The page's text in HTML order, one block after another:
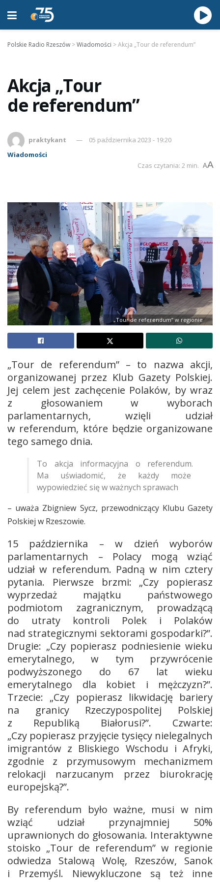
Polskie Radio Rzeszów >Wiadomości >Akcja „Tour de referendum”
Akcja „Tour
de referendum”
praktykant
05 października 2023 - 19:20
Wiadomości
Czas czytania: 2 min. AA
„Tour de referendum” w regionie
„Tour de referendum” – to nazwa akcji,
organizowanej przez Klub Gazety Polskiej.
Jej celem jest zachęcenie Polaków, by wraz
z głosowaniem w wyborach
parlamentarnych, wzięli udział
w referendum, które będzie organizowane
tego samego dnia.
To akcja informacyjna o referendum.
Ma uświadomić, że każdy może
wypowiedzieć się w ważnych sprawach
– uważa Zbigniew Sycz, przewodniczący Klubu Gazety
Polskiej w Rzeszowie.
15 października – w dzień wyborów
parlamentarnych – Polacy mogą wziąć
udział w referendum. Padną w nim cztery
pytania. Pierwsze brzmi: „Czy popierasz
wyprzedaż majątku państwowego
podmiotom zagranicznym, prowadzącą
do utraty kontroli Polek i Polaków
nad strategicznymi sektorami gospodarki?”.
Drugie: „Czy popierasz podniesienie wieku
emerytalnego, w tym przywrócenie
podwyższonego do 67 lat wieku
emerytalnego dla kobiet i mężczyzn?”.
Trzecie: „Czy popierasz likwidację bariery
na granicy Rzeczypospolitej Polskiej
z Republiką Białorusi?”. Czwarte:
„Czy popierasz przyjęcie tysięcy nielegalnych
imigrantów z Bliskiego Wschodu i Afryki,
zgodnie z przymusowym mechanizmem
relokacji narzucanym przez biurokrację
europejską?”.
By referendum było ważne, musi w nim
wziąć udział przynajmniej 50%
uprawnionych do głosowania. Interaktywne
stoisko „Tour de referendum” w regionie
odwiedza Stalową Wolę, Rzeszów, Sanok
i Przemyśl. Niewykluczone są też inne